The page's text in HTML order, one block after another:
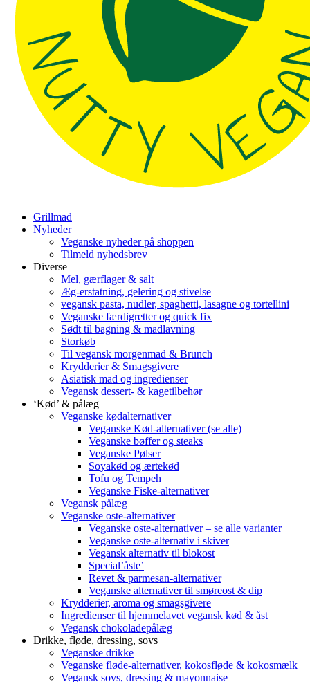
Grillmad
Nyheder
Veganske nyheder på shoppen
Tilmeld nyhedsbrev
Diverse
Mel, gærflager & salt
Æg-erstatning, gelering og stivelse
vegansk pasta, nudler, spaghetti, lasagne og tortellini
Veganske færdigretter og quick fix
Sødt til bagning & madlavning
Storkøb
Til vegansk morgenmad & Brunch
Krydderier & Smagsgivere
Asiatisk mad og ingredienser
Vegansk dessert- & kagetilbehør
‘Kød’ & pålæg
Veganske kødalternativer
Veganske Kød-alternativer (se alle)
Veganske bøffer og steaks
Veganske Pølser
Soyakød og ærtekød
Tofu og Tempeh
Veganske Fiske-alternativer
Vegansk pålæg
Veganske oste-alternativer
Veganske oste-alternativer – se alle varianter
Veganske oste-alternativ i skiver
Vegansk alternativ til blokost
Special’åste’
Revet & parmesan-alternativer
Veganske alternativer til smøreost & dip
Krydderier, aroma og smagsgivere
Ingredienser til hjemmelavet vegansk kød & åst
Vegansk chokoladepålæg
Drikke, fløde, dressing, sovs
Veganske drikke
Veganske fløde-alternativer, kokosfløde & kokosmælk
Vegansk sovs, dressing & mayonnaise